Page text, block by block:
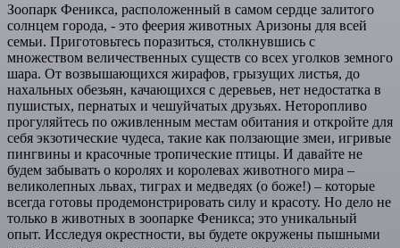
Зоопарк Феникса, расположенный в самом сердце залитого
солнцем города, - это феерия животных Аризоны для всей
семьи. Приготовьтесь поразиться, столкнувшись с
множеством величественных существ со всех уголков земного
шара. От возвышающихся жирафов, грызущих листья, до
нахальных обезьян, качающихся с деревьев, нет недостатка в
пушистых, пернатых и чешуйчатых друзьях. Неторопливо
прогуляйтесь по оживленным местам обитания и откройте для
себя экзотические чудеса, такие как ползающие змеи, игривые
пингвины и красочные тропические птицы. И давайте не
будем забывать о королях и королевах животного мира –
великолепных львах, тиграх и медведях (о боже!) – которые
всегда готовы продемонстрировать силу и красоту. Но дело не
только в животных в зоопарке Феникса; это уникальный
опыт. Исследуя окрестности, вы будете окружены пышными